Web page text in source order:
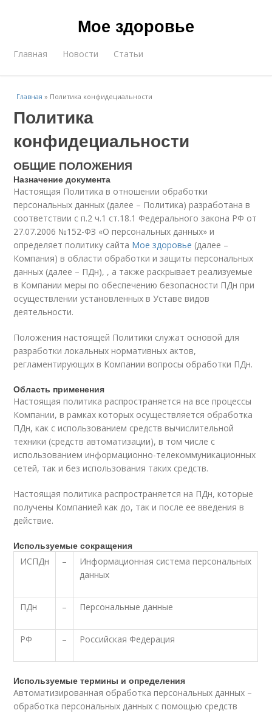
Мое здоровье
Главная Новости Статьи
Главная » Политика конфидециальности
Политика
конфидециальности
ОБЩИЕ ПОЛОЖЕНИЯ
Назначение документа
Настоящая Политика в отношении обработки
персональных данных (далее – Политика) разработана в
соответствии с п.2 ч.1 ст.18.1 Федерального закона РФ от
27.07.2006 №152-ФЗ «О персональных данных» и
определяет политику сайта Мое здоровье (далее –
Компания) в области обработки и защиты персональных
данных (далее – ПДн), , а также раскрывает реализуемые
в Компании меры по обеспечению безопасности ПДн при
осуществлении установленных в Уставе видов
деятельности.
Положения настоящей Политики служат основой для
разработки локальных нормативных актов,
регламентирующих в Компании вопросы обработки ПДн.
Область применения
Настоящая политика распространяется на все процессы
Компании, в рамках которых осуществляется обработка
ПДн, как с использованием средств вычислительной
техники (средств автоматизации), в том числе с
использованием информационно-телекоммуникационных
сетей, так и без использования таких средств.
Настоящая политика распространяется на ПДн, которые
получены Компанией как до, так и после ее введения в
действие.
Используемые сокращения
ИСПДн –
Информационная система персональных
данных
ПДн – Персональные данные
РФ – Российская Федерация
Используемые термины и определения
Автоматизированная обработка персональных данных –
обработка персональных данных с помощью средств